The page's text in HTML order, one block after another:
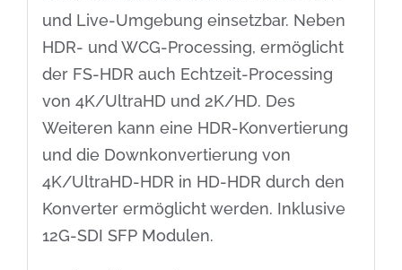
und Live-Umgebung einsetzbar. Neben
HDR- und WCG-Processing, ermöglicht
der FS-HDR auch Echtzeit-Processing
von 4K/UltraHD und 2K/HD. Des
Weiteren kann eine HDR-Konvertierung
und die Downkonvertierung von
4K/UltraHD-HDR in HD-HDR durch den
Konverter ermöglicht werden. Inklusive
12G-SDI SFP Modulen.